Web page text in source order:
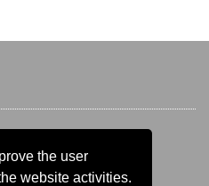
the user
website activities.
center: